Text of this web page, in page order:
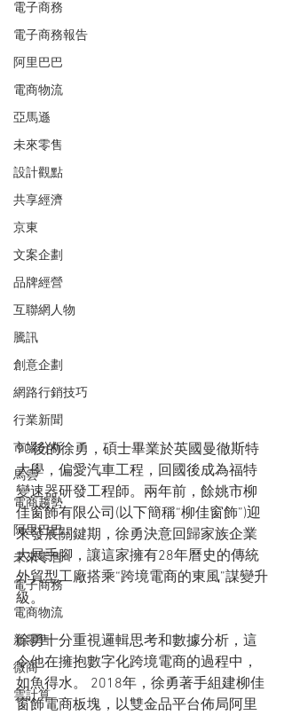
電子商務
電子商務報告
阿里巴巴
電商物流
亞馬遜
未來零售
設計觀點
共享經濟
京東
文案企劃
品牌經營
互聯網人物
騰訊
創意企劃
網路行銷技巧
行業新聞
市場分析
馬雲
電商趨勢
阿里巴巴
未來零售
電子商務
電商物流
新零售
微商
雲計算
90後的徐勇，碩士畢業於英國曼徹斯特
大學，偏愛汽車工程，回國後成為福特
變速器研發工程師。兩年前，餘姚市柳
佳窗飾有限公司(以下簡稱“柳佳窗飾”)迎
來發展關鍵期，徐勇決意回歸家族企業
大展手腳，讓這家擁有28年曆史的傳統
外貿型工廠搭乘“跨境電商的東風”謀變升
級。
徐勇十分重視邏輯思考和數據分析，這
令他在擁抱數字化跨境電商的過程中，
如魚得水。 2018年，徐勇著手組建柳佳
窗飾電商板塊，以雙金品平台佈局阿里